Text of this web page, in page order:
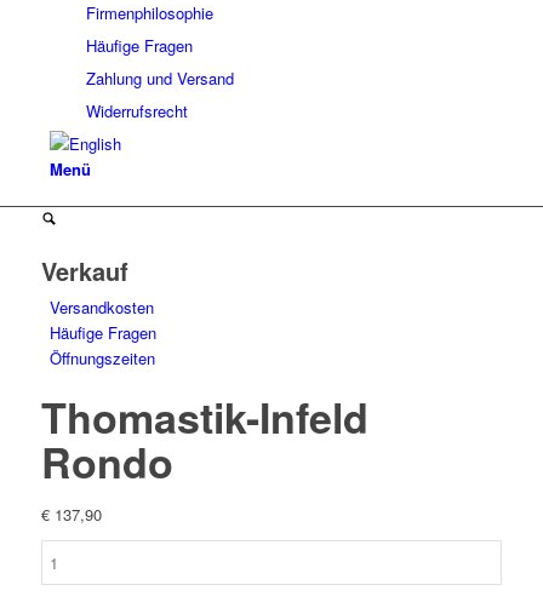
Firmenphilosophie
Häufige Fragen
Zahlung und Versand
Widerrufsrecht
Menü
Verkauf
Versandkosten
Häufige Fragen
Öffnungszeiten
Thomastik-Infeld
Rondo
€137,90